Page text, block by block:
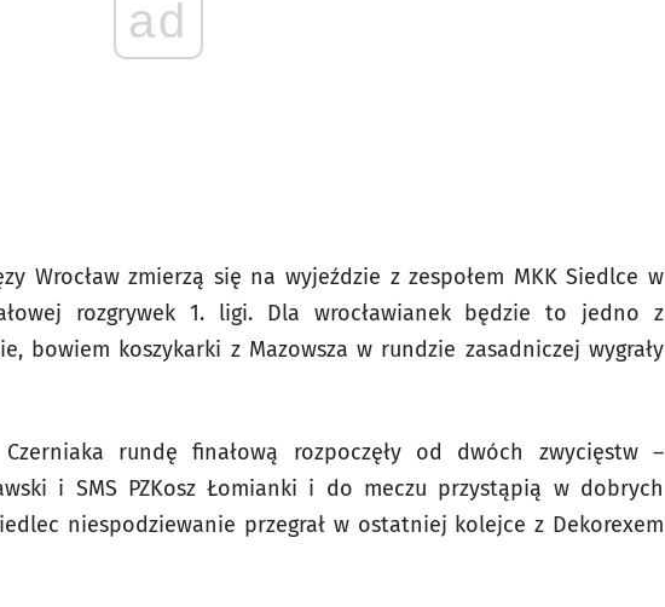
ad
Wrocław zmierzą się na wyjeździe z zespołem MKK Siedlce w
rozgrywek 1. ligi. Dla wrocławianek będzie to jedno z
bowiem koszykarki z Mazowsza w rundzie zasadniczej wygrały
Czerniaka rundę finałową rozpoczęły od dwóch zwycięstw –
i SMS PZKosz Łomianki i do meczu przystąpią w dobrych
niespodziewanie przegrał w ostatniej kolejce z Dekorexem